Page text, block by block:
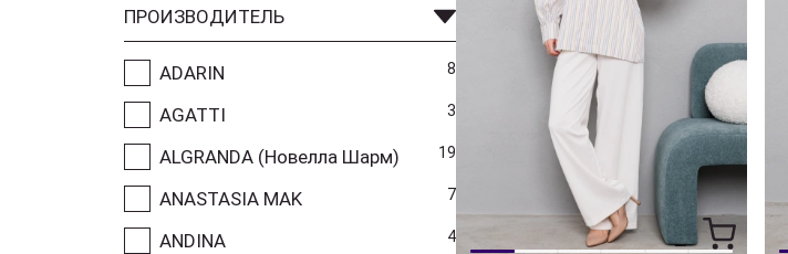
ПРОИЗВОДИТЕЛЬ
ADARIN 8
AGATTI 3
ALGRANDA (Новелла Шарм) 19
ANASTASIA MAK 7
ANDINA 4